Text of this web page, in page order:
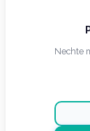
Nechte